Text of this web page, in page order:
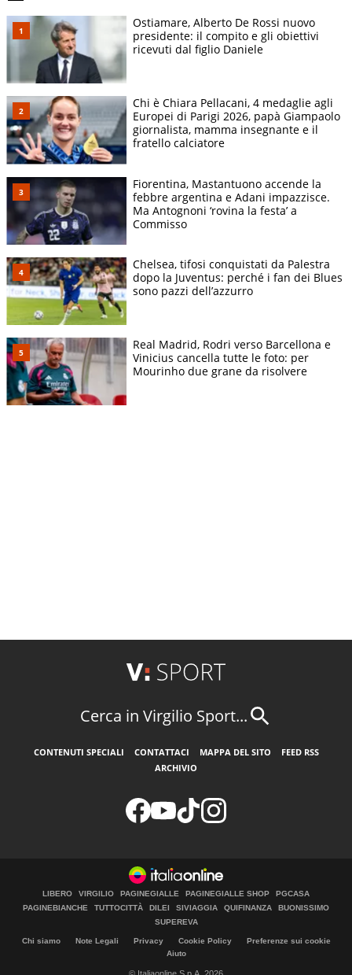
Ostiamare, Alberto De Rossi nuovo
presidente: il compito e gli obiettivi
ricevuti dal figlio Daniele
Chi è Chiara Pellacani, 4 medaglie agli
Europei di Parigi 2026, papà Giampaolo
giornalista, mamma insegnante e il
fratello calciatore
Fiorentina, Mastantuono accende la
febbre argentina e Adani impazzisce.
Ma Antognoni ‘rovina la festa’ a
Commisso
Chelsea, tifosi conquistati da Palestra
dopo la Juventus: perché i fan dei Blues
sono pazzi dell’azzurro
Real Madrid, Rodri verso Barcellona e
Vinicius cancella tutte le foto: per
Mourinho due grane da risolvere
Cerca in Virgilio Sport...
CONTENUTI SPECIALI CONTATTACI MAPPA DEL SITO
FEED RSS
ARCHIVIO
LIBERO VIRGILIO PAGINEGIALLE PAGINEGIALLE SHOP
PGCASA
PAGINEBIANCHE
TUTTOCITTÀ DILEI SIVIAGGIA QUIFINANZA
BUONISSIMO
SUPEREVA
Chi siamo Note Legali Privacy Cookie Policy
Preferenze sui cookie
Aiuto